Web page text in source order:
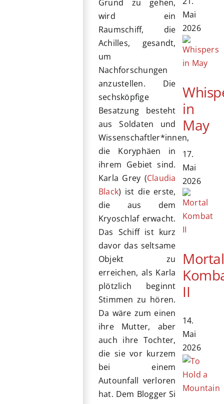
Grund zu gehen,
wird ein
Raumschiff, die
Achilles, gesandt,
um
Nachforschungen
anzustellen. Die
sechsköpfige
Besatzung besteht
aus Soldaten und
Wissenschaftler*innen,
die Koryphäen in
ihrem Gebiet sind.
Karla Grey (Claudia
Black) ist die erste,
die aus dem
Kryoschlaf erwacht.
Das Schiff ist kurz
davor das seltsame
Objekt zu
erreichen, als Karla
plötzlich beginnt
Stimmen zu hören.
Da wäre zum einen
ihre Mutter, aber
auch ihre Tochter,
die sie vor kurzem
bei einem
Autounfall verloren
hat. Dem Blogger Si
Mai
2026
in
May
17.
Mai
2026
Mortal
II
14.
Mai
2026